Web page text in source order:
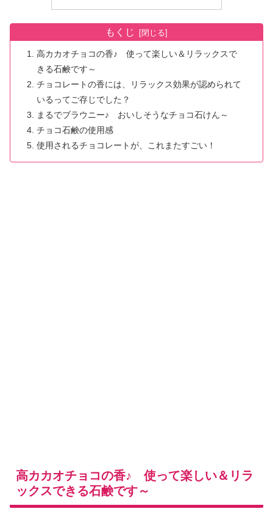
もくじ
高カカオチョコの香♪ 使って楽しい＆リラックスで
きる石鹸です～
チョコレートの香には、リラックス効果が認められて
いるってご存じでした？
まるでブラウニー♪ おいしそうなチョコ石けん～
チョコ石鹸の使用感
使用されるチョコレートが、これまたすごい！
高カカオチョコの香♪ 使って楽しい＆リラ
ックスできる石鹸です～